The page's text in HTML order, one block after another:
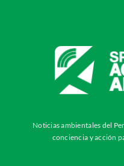
Noticias ambientales del
conciencia y acción